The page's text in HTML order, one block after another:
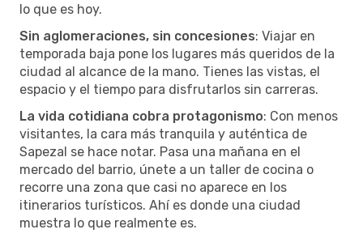
lo que es hoy.
Sin aglomeraciones, sin concesiones: Viajar en
temporada baja pone los lugares más queridos de la
ciudad al alcance de la mano. Tienes las vistas, el
espacio y el tiempo para disfrutarlos sin carreras.
La vida cotidiana cobra protagonismo: Con menos
visitantes, la cara más tranquila y auténtica de
Sapezal se hace notar. Pasa una mañana en el
mercado del barrio, únete a un taller de cocina o
recorre una zona que casi no aparece en los
itinerarios turísticos. Ahí es donde una ciudad
muestra lo que realmente es.